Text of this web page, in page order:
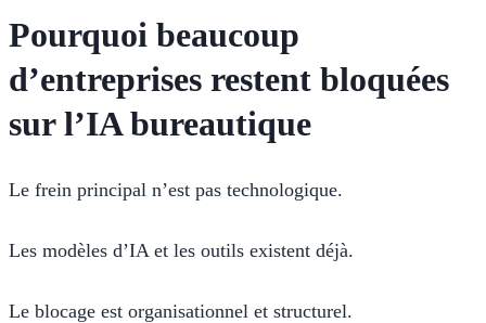
Pourquoi beaucoup
d’entreprises restent bloquées
sur l’IA bureautique
Le frein principal n’est pas technologique.
Les modèles d’IA et les outils existent déjà.
Le blocage est organisationnel et structurel.